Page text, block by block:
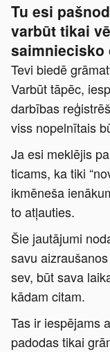
Tu esi
varbūt tikai
Tevi biedē
Varbūt tāpēc,
darbības
viss nopelnītais
Ja esi meklējis
ticams, ka tiki
ikmēneša
to atļauties.
Šie jautājumi
savu
sev, būt sava
kādam citam.
Tas ir iespējams
padodas tikai